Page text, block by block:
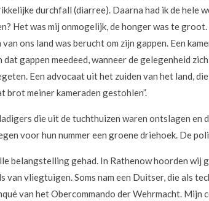
durchfall (diarree). Daarna had ik de
Het was mij onmogelijk, de honger was te
ons land was berucht om zijn gappen. Een
gappen meedeed, wanneer de gelegenheid
Een advocaat uit het zuiden van het land,
brot meiner kameraden gestohlen”.
die uit de tuchthuizen waren ontslagen en
voor hun nummer een groene driehoek. De
belangstelling gehad. In Rathenow hoorden wij
van vliegtuigen. Soms nam een Duitser, die als
van het Obercommando der Wehrmacht.